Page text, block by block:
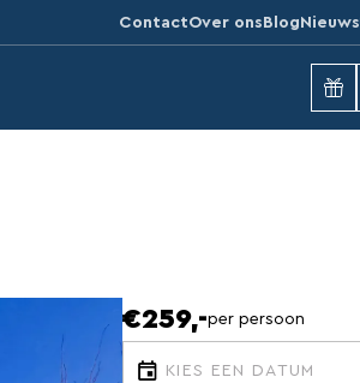
ContactOver ons Blog Nieuws
€259,-per persoon